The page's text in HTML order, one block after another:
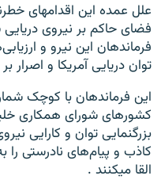
علل عمده این اقدامهای
فضای حاکم بر نیروی
فرماندهان این نیرو و
توان دریایی آمریکا و
این فرماندهان با کوچک
کشور‌های شورای همکاری
بزرگنمایی توان و کارایی
کاذب و پیام‌های نادرستی را
القا میکنند .